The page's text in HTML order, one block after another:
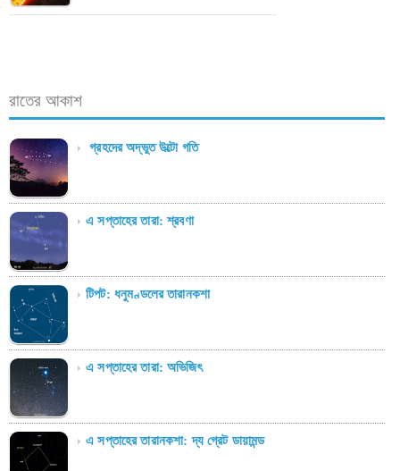
রাতের আকাশ
গ্রহদের অদ্ভুত উল্টো গতি
এ সপ্তাহের তারা: শ্রবণা
টিপট: ধনুমণ্ডলের তারানকশা
এ সপ্তাহের তারা: অভিজিৎ
এ সপ্তাহের তারানকশা: দ্য গ্রেট ডায়ামন্ড